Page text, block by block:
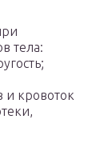
тела:
и кровоток